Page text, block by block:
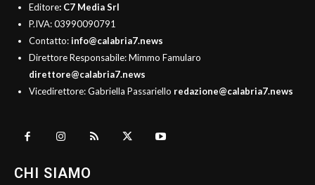
Editore: C7 Media Srl
P.IVA: 03990090791
Contatto:info@calabria7.news
Direttore Responsabile: Mimmo Famularo
direttore@calabria7.news
Vicedirettore: Gabriella Passariello redazione@calabria7.news
CHI SIAMO